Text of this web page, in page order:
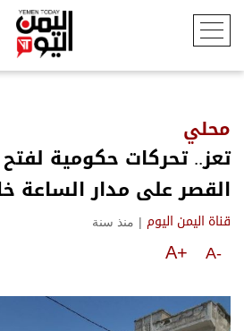
محلي
تعز.. تحركات حكومية
القصر على مدار الساعة
قناة اليمن اليوم | منذ سنة
A-
A+